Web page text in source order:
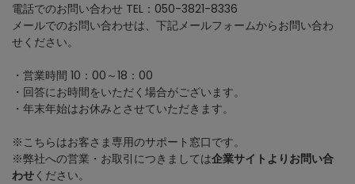
電話でのお問い合わせ TEL：050-3821-8336
メールでのお問い合わせは、下記メールフォームからお問い合わ
せください。
・営業時間 10：00～18：00
・回答にお時間をいただく場合がございます。
・年末年始はお休みとさせていただきます。
※こちらはお客さま専用のサポート窓口です。
※弊社への営業・お取引につきましては企業サイトよりお問い合
わせください。